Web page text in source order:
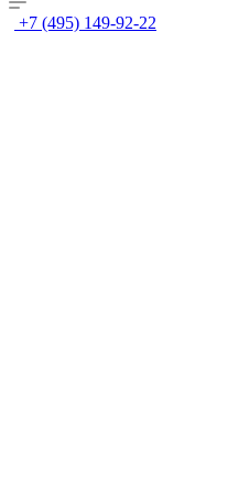
+7 (495) 149-92-22